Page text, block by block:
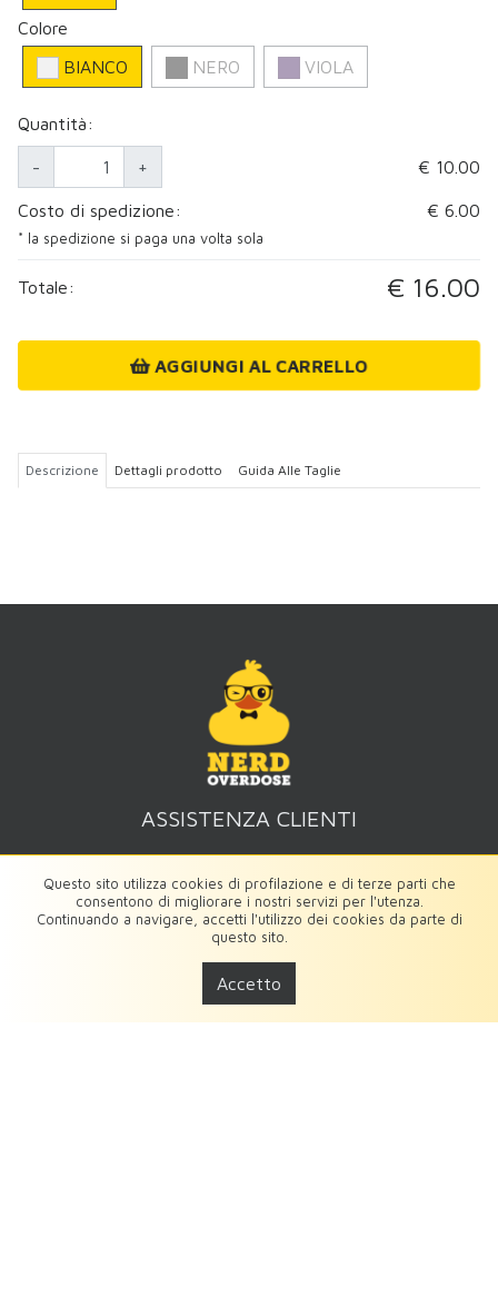
Colore
BIANCO
NERO VIOLA
Quantità:
- + € 10.00
Costo di spedizione:
* la spedizione si paga una volta sola
€ 6.00
Totale: € 16.00
AGGIUNGI AL CARRELLO
Descrizione Dettagli prodotto Guida Alle Taglie
ASSISTENZA CLIENTI
Condizioni di vendita
Diritto di recesso
Cookies Policy
Questo sito utilizza cookies di profilazione e di terze parti che
consentono di migliorare i nostri servizi per l'utenza.
Continuando a navigare, accetti l'utilizzo dei cookies da parte di
questo sito.
Accetto